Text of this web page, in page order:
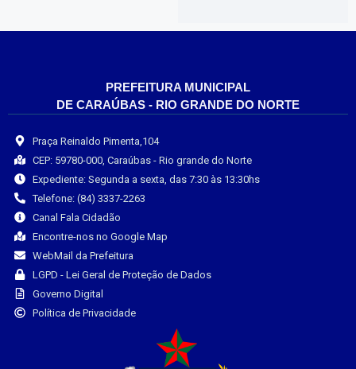
PREFEITURA MUNICIPAL
DE CARAÚBAS - RIO GRANDE DO NORTE
Praça Reinaldo Pimenta,104
CEP: 59780-000, Caraúbas - Rio grande do Norte
Expediente: Segunda a sexta, das 7:30 às 13:30hs
Telefone: (84) 3337-2263
Canal Fala Cidadão
Encontre-nos no Google Map
WebMail da Prefeitura
LGPD - Lei Geral de Proteção de Dados
Governo Digital
Política de Privacidade